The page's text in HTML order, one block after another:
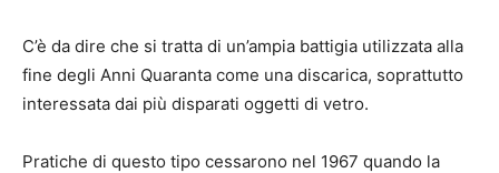
C’è da dire che si tratta di un’ampia battigia utilizzata alla
fine degli Anni Quaranta come una discarica, soprattutto
interessata dai più disparati oggetti di vetro.
Pratiche di questo tipo cessarono nel 1967 quando la